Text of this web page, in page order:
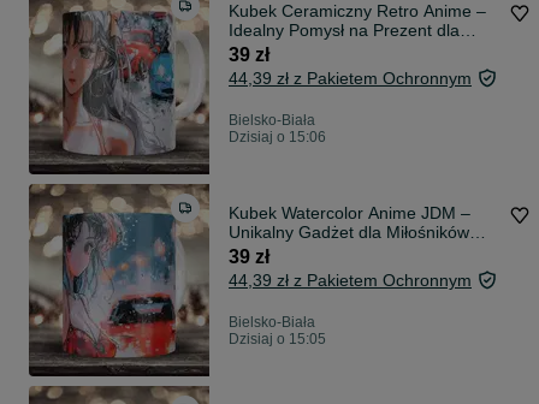
Kubek Ceramiczny Retro Anime –
Idealny Pomysł na Prezent dla
Otaku
39 zł
44,39 zł z Pakietem Ochronnym
Bielsko-Biała
Dzisiaj o 15:06
Kubek Watercolor Anime JDM –
Unikalny Gadżet dla Miłośników
Retro
39 zł
44,39 zł z Pakietem Ochronnym
Bielsko-Biała
Dzisiaj o 15:05